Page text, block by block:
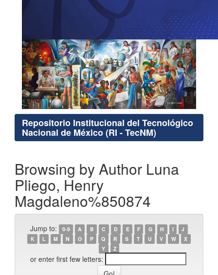
Repositorio Institucional del Tecnológico
Nacional de México (RI - TecNM)
Browsing by Author Luna
Pliego, Henry
Magdaleno%850874
Jump to: 0-9 A B C D E F G H I
J
K
L M N O P Q R S T U V W
X
Y
Z
or enter first few letters: